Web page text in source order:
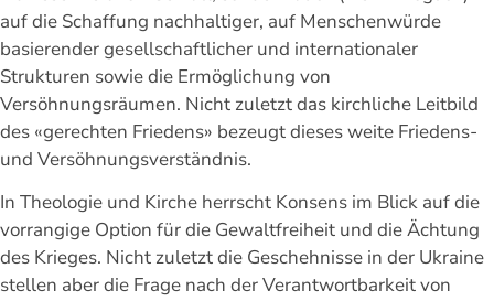
auf die Schaffung nachhaltiger, auf Menschenwürde
basierender gesellschaftlicher und internationaler
Strukturen sowie die Ermöglichung von
Versöhnungsräumen. Nicht zuletzt das kirchliche Leitbild
des «gerechten Friedens» bezeugt dieses weite Friedens-
und Versöhnungsverständnis.
In Theologie und Kirche herrscht Konsens im Blick auf die
vorrangige Option für die Gewaltfreiheit und die Ächtung
des Krieges. Nicht zuletzt die Geschehnisse in der Ukraine
stellen aber die Frage nach der Verantwortbarkeit von